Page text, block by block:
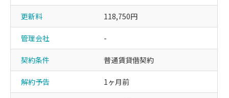
更新料 118,750円
管理会社 -
契約条件 普通賃貸借契約
解約予告 1ヶ月前